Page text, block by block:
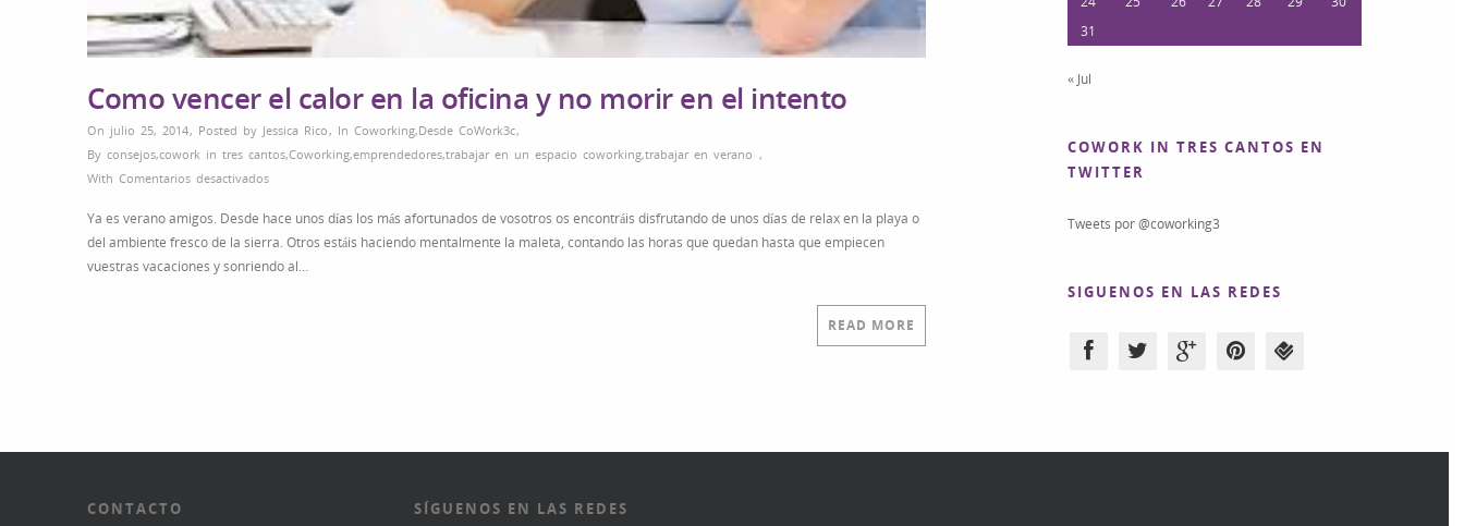
Como vencer el calor en la oficina y no morir en el intento
On julio 25, 2014, Posted by Jessica Rico , In Coworking,Desde CoWork3c,
By consejos,cowork in tres cantos,Coworking,emprendedores,trabajar en un espacio coworking,trabajar en verano ,
With Comentarios desactivadosen
vencer
el
calor
Ya es verano amigos. Desde hace unos días los más afortunados de vosotros os encontráis disfrutando de unos días de relax en la playa o
del ambiente fresco de la sierra. Otros estáis haciendo mentalmente la maleta, contando las horas que quedan hasta que empiecen
vuestras vacaciones y sonriendo al…
READ MORE
31
« Jul
COWORK IN TRES CANTOS EN
TWITTER
Tweets por @coworking3
SIGUENOS EN LAS REDES
CONTACTO SÍGUENOS EN LAS REDES